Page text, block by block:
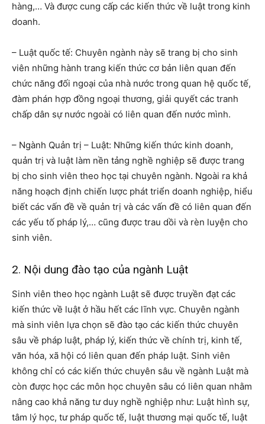
hàng,… Và được cung cấp các kiến thức về luật trong kinh
doanh.
– Luật quốc tế: Chuyên ngành này sẽ trang bị cho sinh
viên những hành trang kiến thức cơ bản liên quan đến
chức năng đối ngoại của nhà nước trong quan hệ quốc tế,
đàm phán hợp đồng ngoại thương, giải quyết các tranh
chấp dân sự nước ngoài có liên quan đến nước mình.
– Ngành Quản trị – Luật: Những kiến thức kinh doanh,
quản trị và luật làm nền tảng nghề nghiệp sẽ được trang
bị cho sinh viên theo học tại chuyên ngành. Ngoài ra khả
năng hoạch định chiến lược phát triển doanh nghiệp, hiểu
biết các vấn đề về quản trị và các vấn đề có liên quan đến
các yếu tố pháp lý,… cũng được trau dồi và rèn luyện cho
sinh viên.
2. Nội dung đào tạo của ngành Luật
Sinh viên theo học ngành Luật sẽ được truyền đạt các
kiến thức về luật ở hầu hết các lĩnh vực. Chuyên ngành
mà sinh viên lựa chọn sẽ đào tạo các kiến thức chuyên
sâu về pháp luật, pháp lý, kiến thức về chính trị, kinh tế,
văn hóa, xã hội có liên quan đến pháp luật. Sinh viên
không chỉ có các kiến thức chuyên sâu về ngành Luật mà
còn được học các môn học chuyên sâu có liên quan nhằm
nâng cao khả năng tư duy nghề nghiệp như: Luật hình sự,
tâm lý học, tư pháp quốc tế, luật thương mại quốc tế, luật